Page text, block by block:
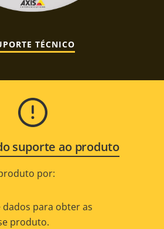
TÉCNICO
suporte ao produto
por:
para obter as
produto.